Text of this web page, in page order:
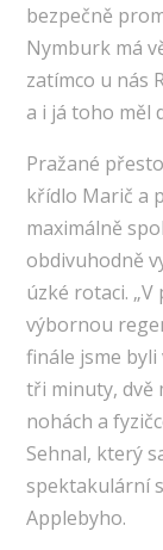
bezpečně
Nymburk má
zatímco u nás
a i já toho měl
Pražané
křídlo Marič a
maximálně
obdivuhodně
úzké rotaci.
výbornou
finále jsme
tři minuty, dvě
nohách a
Sehnal, který
spektakulární
Applebyho.